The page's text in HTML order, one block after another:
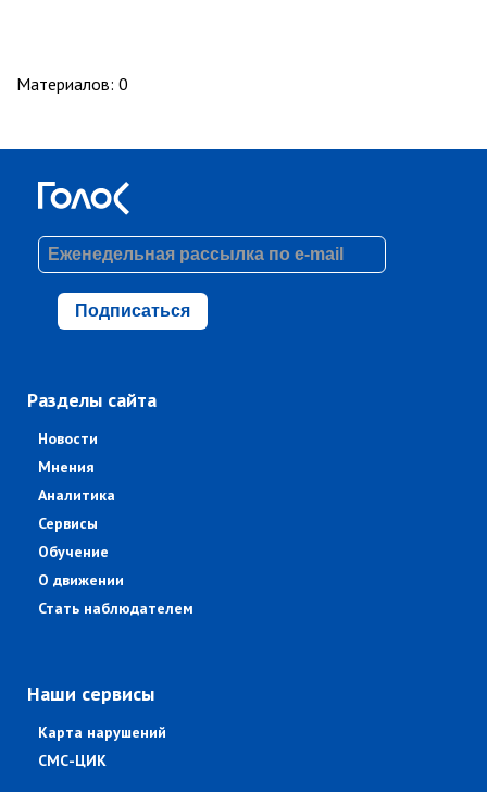
Материалов: 0
Подписаться
Разделы сайта
Новости
Мнения
Аналитика
Сервисы
Обучение
О движении
Стать наблюдателем
Наши сервисы
Карта нарушений
СМС-ЦИК